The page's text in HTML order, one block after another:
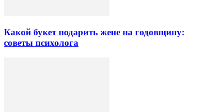
Какой букет подарить жене на годовщину:
советы психолога